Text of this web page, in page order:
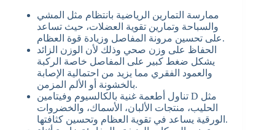
ممارسة التمارين الرياضية بانتظام مثل المشي
والسباحة وتمارين تقوية العضلات، حيث تساعد
على تحسين مرونة المفاصل وزيادة قوة العظام.
الحفاظ على وزن صحي وذلك لأن الوزن الزائد
يشكل ضغط كبير على المفاصل خاصة الركبة
والعمود الفقري مما يزيد من احتمالية الإصابة
بالخشونة أو الألم المزمن.
تناول أطعمة غنية بالكالسيوم وفيتامين D مثل
الحليب، منتجات الألبان، الأسماك، والخضروات
الورقية يساعد في تقوية العظام وتحسين كثافتها.